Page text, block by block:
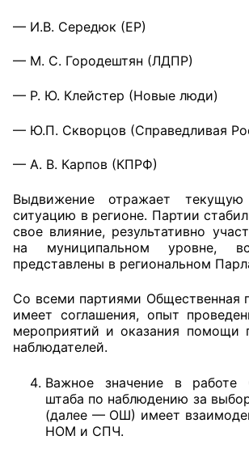
Комиссии
Экспертный совет ОП КО
Совет ОП КО
Общественный штаб
Члены ОП КО
Документы ОП КО
Регламент ОП КО
Кодекс этики ОП КО
Положения
Соглашения
Порядок работы ЦОН
Аппарат ОП КО
— И.В. Середюк (ЕР)
— М. С. Городештян (ЛДПР)
— Р. Ю. Клейстер (Новые люди)
— Ю.П. Скворцов (Справедливая
— А. В. Карпов (КПРФ)
Выдвижение отражает текущую
ситуацию в регионе. Партии
свое влияние, результативно
на муниципальном уровне,
представлены в региональном
Со всеми партиями Общественная
имеет соглашения, опыт
мероприятий и оказания помощи
наблюдателей.
Важное значение в работе
штаба по наблюдению за
(далее — ОШ) имеет
НОМ и СПЧ.